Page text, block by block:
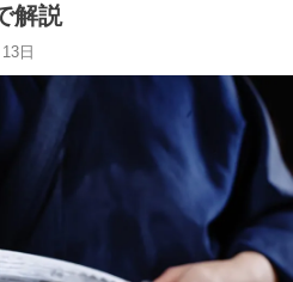
解説
日